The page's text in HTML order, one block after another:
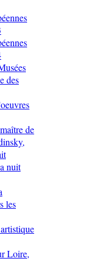
des
de
nuit
les
Loire,